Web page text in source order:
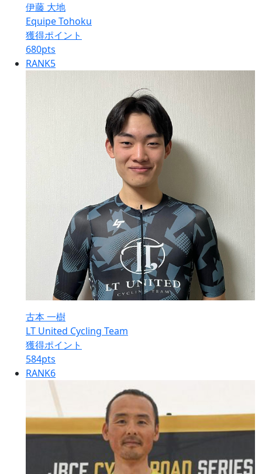
伊藤 大地
Equipe Tohoku
獲得ポイント
680pts
RANK5
古本 一樹
LT United Cycling Team
獲得ポイント
584pts
RANK6